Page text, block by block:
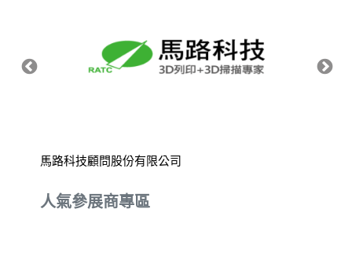
馬路科技顧問股份有限公司
人氣參展商專區